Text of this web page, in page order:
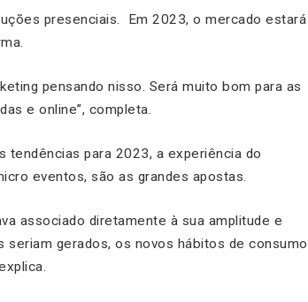
presenciais. Em 2023, o mercado estará
pensando nisso. Será muito bom para as
e online”, completa.
tendências para 2023, a experiência do
eventos, são as grandes apostas.
associado diretamente à sua amplitude e
seriam gerados, os novos hábitos de consumo